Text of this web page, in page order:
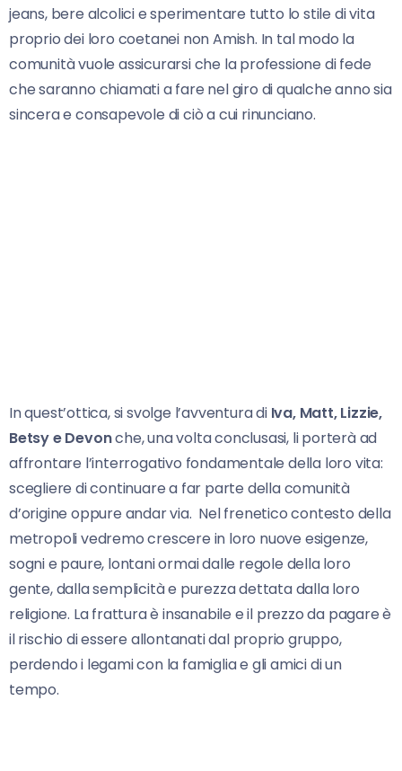
jeans, bere alcolici e sperimentare tutto lo stile di vita
proprio dei loro coetanei non Amish. In tal modo la
comunità vuole assicurarsi che la professione di fede
che saranno chiamati a fare nel giro di qualche anno sia
sincera e consapevole di ciò a cui rinunciano.
In quest’ottica, si svolge l’avventura di Iva, Matt, Lizzie,
Betsy e Devonche, una volta conclusasi, li porterà ad
affrontare l’interrogativo fondamentale della loro vita:
scegliere di continuare a far parte della comunità
d’origine oppure andar via. Nel frenetico contesto della
metropoli vedremo crescere in loro nuove esigenze,
sogni e paure, lontani ormai dalle regole della loro
gente, dalla semplicità e purezza dettata dalla loro
religione. La frattura è insanabile e il prezzo da pagare è
il rischio di essere allontanati dal proprio gruppo,
perdendo i legami con la famiglia e gli amici di un
tempo.